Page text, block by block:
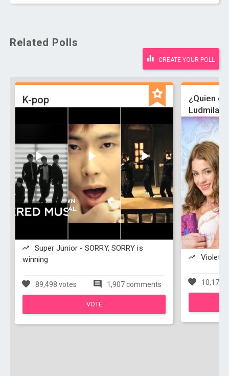
Related Polls
CREATE YOUR POLL
K-pop
Super Junior - SORRY, SORRY is
winning
89,498 votes 1,907 comments
VOTE
¿Quien
Ludmila ,
Violetta
10,172